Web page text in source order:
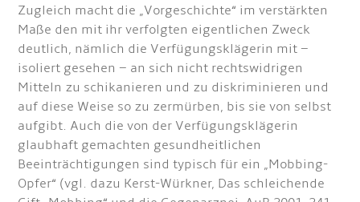
Zugleich macht die „Vorgeschichte“ im verstärkten
Maße den mit ihr verfolgten eigentlichen Zweck
deutlich, nämlich die Verfügungsklägerin mit –
isoliert gesehen – an sich nicht rechtswidrigen
Mitteln zu schikanieren und zu diskriminieren und
auf diese Weise so zu zermürben, bis sie von selbst
aufgibt. Auch die von der Verfügungsklägerin
glaubhaft gemachten gesundheitlichen
Beeinträchtigungen sind typisch für ein „Mobbing-
Opfer“ (vgl. dazu Kerst-Würkner, Das schleichende